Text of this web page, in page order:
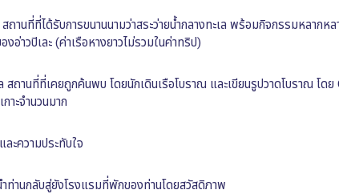
สถานที่ที่ได้รับการขนานนามว่าสระว่ายน้ำกลางทะเล พร้อมกิจกรรมหลากห
อ่าวปิเละ (ค่าเรือหางยาวไม่รวมในค่าทริป)
สถานที่ที่เคยถูกค้นพบ โดยนักเดินเรือโบราณ และเขียนรูปวาดโบราณ โด
าะจำนวนมาก
ะความประทับใจ
ท่านกลับสู่ยังโรงแรมที่พักของท่านโดยสวัสดิภาพ